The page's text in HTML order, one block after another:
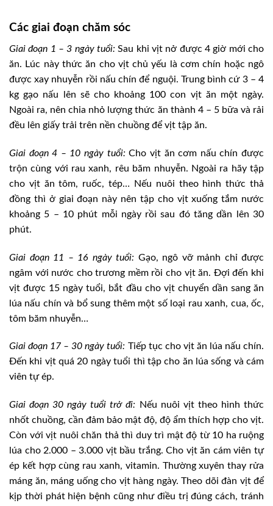
Các giai đoạn chăm sóc
Giai đoạn 1 – 3 ngày tuổi:Sau khi vịt nở được 4 giờ mới cho
ăn. Lúc này thức ăn cho vịt chủ yếu là cơm chín hoặc ngô
được xay nhuyễn rồi nấu chín để nguội. Trung bình cứ 3 – 4
kg gạo nấu lên sẽ cho khoảng 100 con vịt ăn một ngày.
Ngoài ra, nên chia nhỏ lượng thức ăn thành 4 – 5 bữa và rải
đều lên giấy trải trên nền chuồng để vịt tập ăn.
Giai đoạn 4 – 10 ngày tuổi:Cho vịt ăn cơm nấu chín được
trộn cùng với rau xanh, rêu băm nhuyễn. Ngoài ra hãy tập
cho vịt ăn tôm, ruốc, tép… Nếu nuôi theo hình thức thả
đồng thì ở giai đoạn này nên tập cho vịt xuống tắm nước
khoảng 5 – 10 phút mỗi ngày rồi sau đó tăng dần lên 30
phút.
Giai đoạn 11 – 16 ngày tuổi: Gạo, ngô vỡ mảnh chỉ được
ngâm với nước cho trương mềm rồi cho vịt ăn. Ðợi đến khi
vịt được 15 ngày tuổi, bắt đầu cho vịt chuyển dần sang ăn
lúa nấu chín và bổ sung thêm một số loại rau xanh, cua, ốc,
tôm băm nhuyễn…
Giai đoạn 17 – 30 ngày tuổi: Tiếp tục cho vịt ăn lúa nấu chín.
Ðến khi vịt quá 20 ngày tuổi thì tập cho ăn lúa sống và cám
viên tự ép.
Giai đoạn 30 ngày tuổi trở đi:
Nếu nuôi vịt theo hình thức
nhốt chuồng, cần đảm bảo mật độ, độ ẩm thích hợp cho vịt.
Còn với vịt nuôi chăn thả thì duy trì mật độ từ 10 ha ruộng
lúa cho 2.000 – 3.000 vịt bầu trắng. Cho vịt ăn cám viên tự
ép kết hợp cùng rau xanh, vitamin. Thường xuyên thay rửa
máng ăn, máng uống cho vịt hàng ngày. Theo dõi đàn vịt để
kịp thời phát hiện bệnh cũng như điều trị đúng cách, tránh